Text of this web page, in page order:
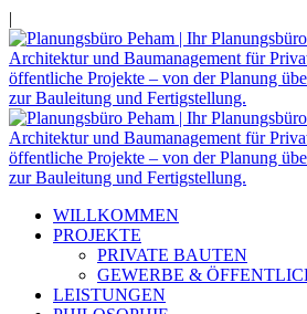
|
WILLKOMMEN
PROJEKTE
PRIVATE BAUTEN
GEWERBE &
LEISTUNGEN